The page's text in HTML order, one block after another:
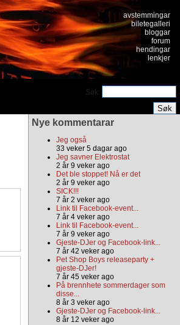
avstemmingar
biletegalleri
bloggar
forum
hendingar
lenkjer
Søk:
Nye kommentarar
Jeg også
33 veker 5 dagar ago
Jeg savner Elektrostat
2 år 9 veker ago
Det ble stoppet! Nå er det
2 år 9 veker ago
SICK!!!
7 år 2 veker ago
Link til Facebook-event...
7 år 4 veker ago
Link til Facebook-event...
7 år 9 veker ago
Gjeste-DJer og Facebook-link...
7 år 42 veker ago
Pet Shop Boys releaseparty +
gjeste-DJer!
7 år 45 veker ago
På brennhete sommerdager som
disse...
8 år 3 veker ago
Gjeste-DJer og Facebook-link...
8 år 12 veker ago